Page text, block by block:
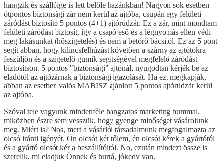
hangzik és szállóige is lett belőle hazánkban! Nagyon sok esetben
ötpontos biztonsági zár nem kerül az ajtóba, csupán egy felületi
záródást biztosító 5 pontos (4+1) ajtórúdzár. Ez a zár, mint mondtam
felületi záródást biztosít, így a csapó eső és a légnyomás ellen védi
meg lakásunkat (hőszigetelés) és nem a betörő bácsitól. Ez az 5 pont
segít abban, hogy kilincsfelhúzást követően a szárny az ajtótokra
feszüljön és a szigetelő gumik segítségével megfelelő záródást
biztosítson. 5 pontos "biztonsági" ajtónál, nyugodtan kérjék be az
eladótól az ajtózárnak a biztonsági igazolását. Ha ezt megkapják,
abban az esetben valós MABISZ ajánlott 5 pontos ajtórúdzár kerül
az ajtóba.
Szóval tele vagyunk mindenféle hangzatos marketing bummal,
miközben észre sem vesszük, hogy gyenge minőséget vásárolunk
meg. Miért is? Nos, mert a vásárlói társadalmunk megfogalmazta az
olcsó iránti igényét. Ön olcsót kér tőlem, én olcsót kérek a gyártótól
és a gyártó olcsót kér a beszállítóitól. No, ezután mindezt össze is
szerelik, mi eladjuk Önnek és hurrá, jókedv van.